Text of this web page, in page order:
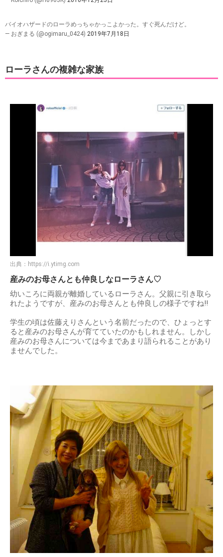
バイオハザードのローラめっちゃかっこよかった。すぐ死んだけど。
— おぎまる (@ogimaru_0424) 2019年7月18日
ローラさんの複雑な家族
出典： https://i.ytimg.com
産みのお母さんとも仲良しなローラさん♡
幼いころに両親が離婚しているローラさん。父親に引き取ら
れたようですが、産みのお母さんとも仲良しの様子ですね!!
学生の頃は佐藤えりさんという名前だったので、ひょっとす
ると産みのお母さんが育てていたのかもしれません。しかし
産みのお母さんについては今まであまり語られることがあり
ませんでした。